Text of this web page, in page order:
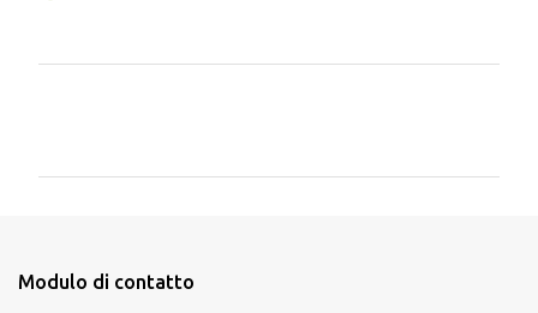
Modulo di contatto